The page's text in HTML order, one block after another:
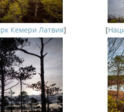
Кемери Латвия] [